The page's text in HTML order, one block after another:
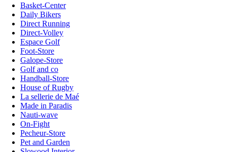
Basket-Center
Daily Bikers
Direct Running
Direct-Volley
Espace Golf
Foot-Store
Galope-Store
Golf and co
Handball-Store
House of Rugby
La sellerie de Maé
Made in Paradis
Nauti-wave
On-Fight
Pecheur-Store
Pet and Garden